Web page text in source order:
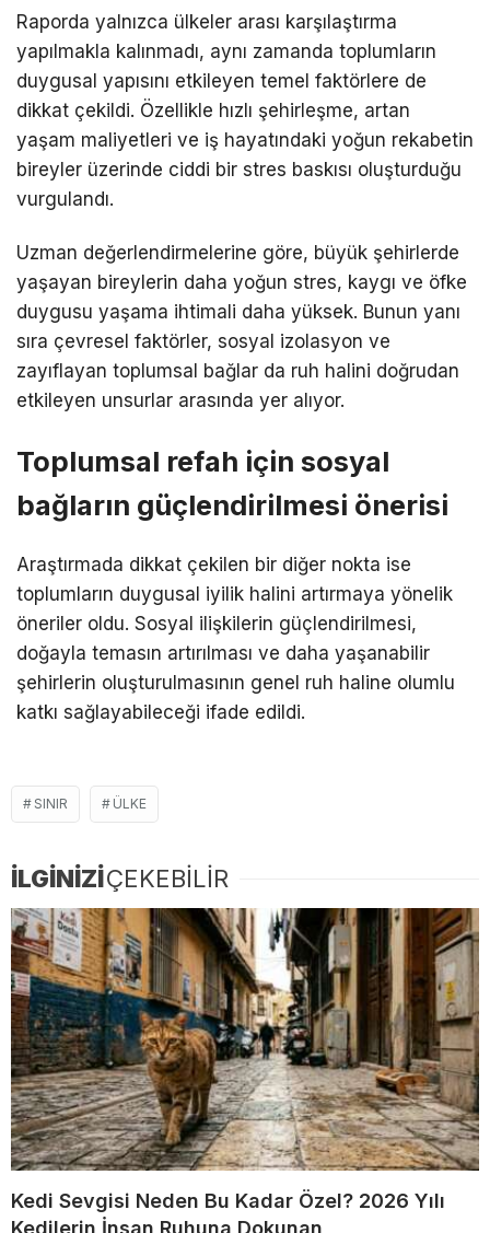
Raporda yalnızca ülkeler arası karşılaştırma
yapılmakla kalınmadı, aynı zamanda toplumların
duygusal yapısını etkileyen temel faktörlere de
dikkat çekildi. Özellikle hızlı şehirleşme, artan
yaşam maliyetleri ve iş hayatındaki yoğun rekabetin
bireyler üzerinde ciddi bir stres baskısı oluşturduğu
vurgulandı.
Uzman değerlendirmelerine göre, büyük şehirlerde
yaşayan bireylerin daha yoğun stres, kaygı ve öfke
duygusu yaşama ihtimali daha yüksek. Bunun yanı
sıra çevresel faktörler, sosyal izolasyon ve
zayıflayan toplumsal bağlar da ruh halini doğrudan
etkileyen unsurlar arasında yer alıyor.
Toplumsal refah için sosyal
bağların güçlendirilmesi önerisi
Araştırmada dikkat çekilen bir diğer nokta ise
toplumların duygusal iyilik halini artırmaya yönelik
öneriler oldu. Sosyal ilişkilerin güçlendirilmesi,
doğayla temasın artırılması ve daha yaşanabilir
şehirlerin oluşturulmasının genel ruh haline olumlu
katkı sağlayabileceği ifade edildi.
SINIR ÜLKE
İLGİNİZİÇEKEBİLİR
Kedi Sevgisi Neden Bu Kadar Özel? 2026 Yılı
Kedilerin İnsan Ruhuna Dokunan